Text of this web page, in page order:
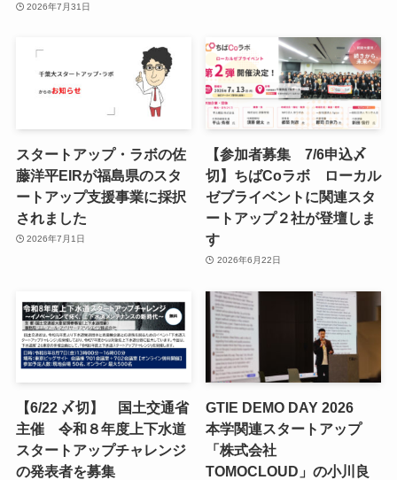
2026年7月31日
スタートアップ・ラボの佐
藤洋平EIRが福島県のスタ
ートアップ支援事業に採択
されました
2026年7月1日
【参加者募集 7/6申込〆
切】ちばCoラボ ローカル
ゼブライベントに関連スタ
ートアップ２社が登壇しま
す
2026年6月22日
【6/22 〆切】 国土交通省
主催 令和８年度上下水道
スタートアップチャレンジ
の発表者を募集
GTIE DEMO DAY 2026
本学関連スタートアップ
「株式会社
TOMOCLOUD」の小川良